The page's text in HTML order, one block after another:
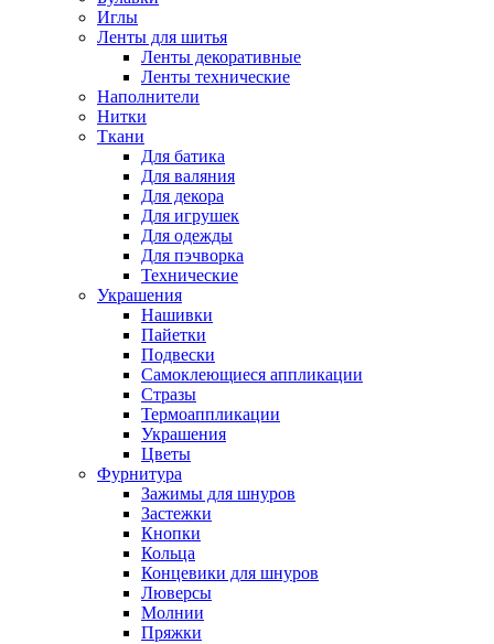
Иглы
Ленты для шитья
Ленты декоративные
Ленты технические
Наполнители
Нитки
Ткани
Для батика
Для валяния
Для декора
Для игрушек
Для одежды
Для пэчворка
Технические
Украшения
Нашивки
Пайетки
Подвески
Самоклеющиеся аппликации
Стразы
Термоаппликации
Украшения
Цветы
Фурнитура
Зажимы для шнуров
Застежки
Кнопки
Кольца
Концевики для шнуров
Люверсы
Молнии
Пряжки